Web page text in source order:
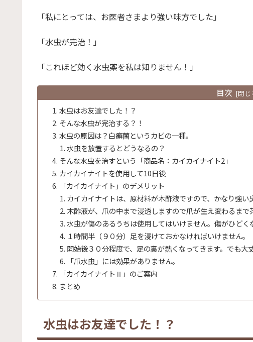
「私にとっては、お医者さまより強い味方でした」
「水虫が完治！」
「これほど効く水虫薬を私は知りません！」
目次
水虫はお友達でした！？
そんな水虫が完治する？！
水虫の原因は？白癬菌というカビの一種。
水虫を放置するとどうなるの？
そんな水虫を治すという「商品名：カイカイナイト2」
カイカイナイトを使用して10日後
「カイカイナイト」のデメリット
カイカイナイトは、原材料が木酢液ですので、かなり強い
木酢液が、爪の中まで浸透しますので爪が生え変わるまで
水虫が傷のあるうちは使用してはいけません。傷がひどく
１時間半（９０分）足を浸けておかなければいけません。
開始後３０分程度で、足の裏が熱くなってきます。でも大
「爪水虫」には効果がありません。
「カイカイナイトⅡ」のご案内
まとめ
水虫はお友達でした！？